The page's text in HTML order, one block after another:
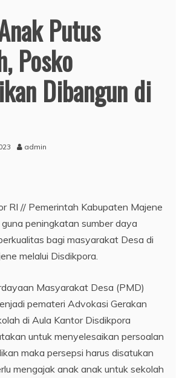
Putus
Posko
Dibangun di
admin
RI // Pemerintah Kabupaten Majene
peningkatan sumber daya
bagi masyarakat Desa di
melalui Disdikpora.
Masyarakat Desa (PMD)
pemateri Advokasi Gerakan
di Aula Kantor Disdikpora
untuk menyelesaikan persoalan
maka persepsi harus disatukan
mengajak anak anak untuk sekolah